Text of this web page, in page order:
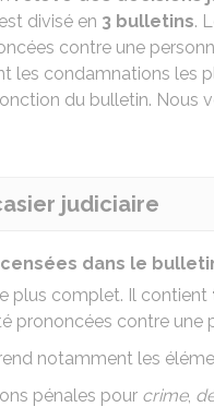
divisé en 3 bulletins.
contre une
les condamnations les
du bulletin. Nous
judiciaire
dans le
plus complet. Il contient
prononcées contre une
notamment les
pénales pour crime,